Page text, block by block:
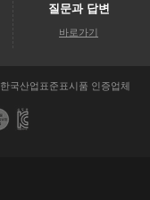
질문과 답변
바로가기
한국산업표준표시품 인증업체